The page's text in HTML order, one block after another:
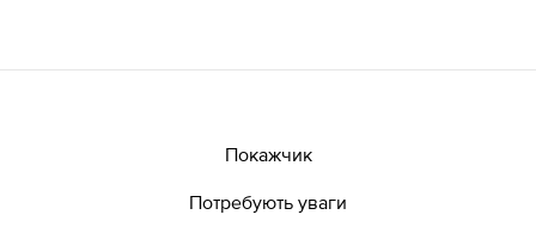
Покажчик
Потребують уваги